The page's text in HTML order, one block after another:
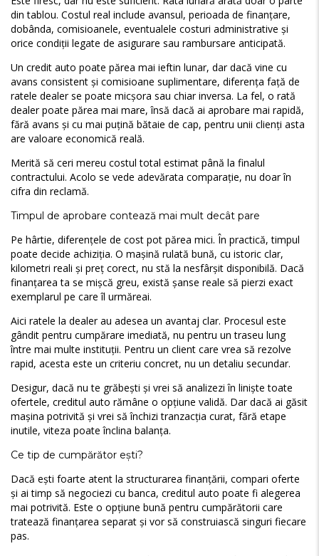
din tablou. Costul real include avansul, perioada de finanțare,
dobânda, comisioanele, eventualele costuri administrative și
orice condiții legate de asigurare sau rambursare anticipată.
Un credit auto poate părea mai ieftin lunar, dar dacă vine cu
avans consistent și comisioane suplimentare, diferența față de
ratele dealer se poate micșora sau chiar inversa. La fel, o rată
dealer poate părea mai mare, însă dacă ai aprobare mai rapidă,
fără avans și cu mai puțină bătaie de cap, pentru unii clienți asta
are valoare economică reală.
Merită să ceri mereu costul total estimat până la finalul
contractului. Acolo se vede adevărata comparație, nu doar în
cifra din reclamă.
Timpul de aprobare contează mai mult decât pare
Pe hârtie, diferențele de cost pot părea mici. În practică, timpul
poate decide achiziția. O mașină rulată bună, cu istoric clar,
kilometri reali și preț corect, nu stă la nesfârșit disponibilă. Dacă
finanțarea ta se mișcă greu, există șanse reale să pierzi exact
exemplarul pe care îl urmăreai.
Aici ratele la dealer au adesea un avantaj clar. Procesul este
gândit pentru cumpărare imediată, nu pentru un traseu lung
între mai multe instituții. Pentru un client care vrea să rezolve
rapid, acesta este un criteriu concret, nu un detaliu secundar.
Desigur, dacă nu te grăbești și vrei să analizezi în liniște toate
ofertele, creditul auto rămâne o opțiune validă. Dar dacă ai găsit
mașina potrivită și vrei să închizi tranzacția curat, fără etape
inutile, viteza poate înclina balanța.
Ce tip de cumpărător ești?
Dacă ești foarte atent la structurarea finanțării, compari oferte
și ai timp să negociezi cu banca, creditul auto poate fi alegerea
mai potrivită. Este o opțiune bună pentru cumpărătorii care
tratează finanțarea separat și vor să construiască singuri fiecare
pas.